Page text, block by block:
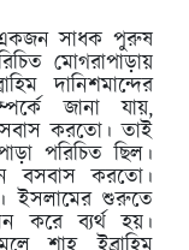
একজন সাধক পুরুষ
মোগরাপাড়ায়
দানিশমান্দের
জানা যায়,
করতো। তাই
পরিচিত ছিল।
বসবাস করতো।
ইসলামের শুরুতে
করে ব্যর্থ হয়।